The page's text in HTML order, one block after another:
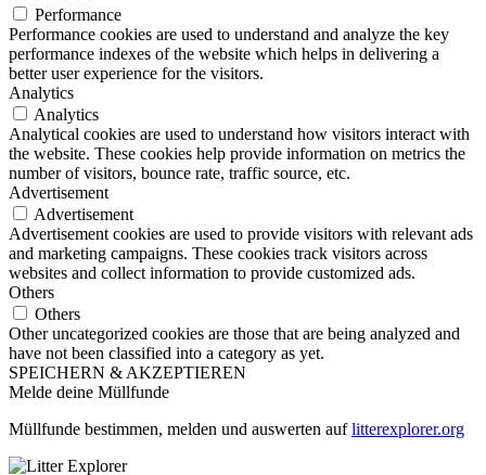
Performance
Performance cookies are used to understand and analyze the key
performance indexes of the website which helps in delivering a
better user experience for the visitors.
Analytics
Analytics
Analytical cookies are used to understand how visitors interact with
the website. These cookies help provide information on metrics the
number of visitors, bounce rate, traffic source, etc.
Advertisement
Advertisement
Advertisement cookies are used to provide visitors with relevant ads
and marketing campaigns. These cookies track visitors across
websites and collect information to provide customized ads.
Others
Others
Other uncategorized cookies are those that are being analyzed and
have not been classified into a category as yet.
SPEICHERN & AKZEPTIEREN
Melde deine Müllfunde
Müllfunde bestimmen, melden und auswerten auflitterexplorer.org